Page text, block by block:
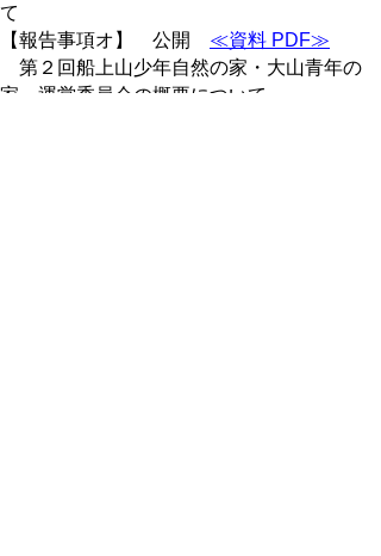
て
【報告事項オ】 公開 ≪資料 PDF≫
第２回船上山少年自然の家・大山青年の
家 運営委員会の概要について